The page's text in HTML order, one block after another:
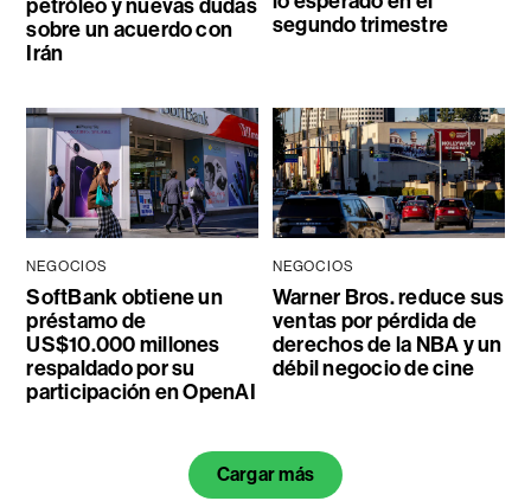
petróleo y nuevas dudas
sobre un acuerdo con
Irán
segundo trimestre
NEGOCIOS
SoftBank obtiene un
préstamo de
US$10.000 millones
respaldado por su
participación en OpenAI
NEGOCIOS
Warner Bros. reduce sus
ventas por pérdida de
derechos de la NBA y un
débil negocio de cine
Cargar más